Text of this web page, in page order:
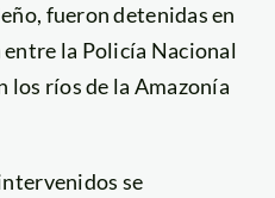
fueron detenidas en
la Policía Nacional
los ríos de la Amazonía
se